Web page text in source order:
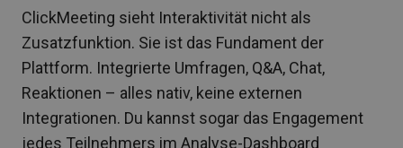
ClickMeeting sieht Interaktivität nicht als
Zusatzfunktion. Sie ist das Fundament der
Plattform. Integrierte Umfragen, Q&A, Chat,
Reaktionen – alles nativ, keine externen
Integrationen. Du kannst sogar das Engagement
jedes Teilnehmers im Analyse-Dashboard